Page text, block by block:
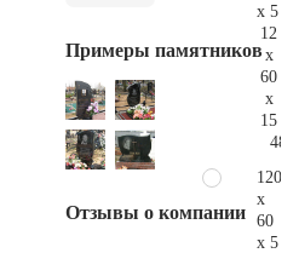
Примеры памятников
Отзывы о компании
x 5
12
x
60
x
15
120
x
60
x 5